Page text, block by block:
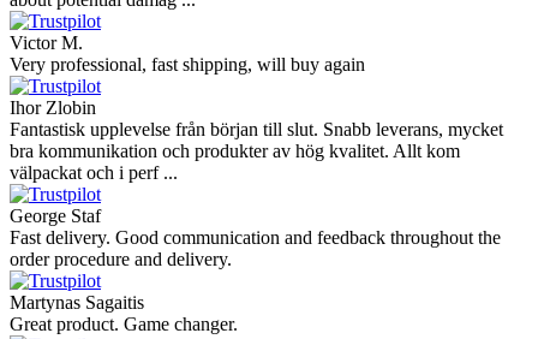
Victor M.
Very professional, fast shipping, will buy again
Ihor Zlobin
Fantastisk upplevelse från början till slut. Snabb leverans, mycket
bra kommunikation och produkter av hög kvalitet. Allt kom
välpackat och i perf ...
George Staf
Fast delivery. Good communication and feedback throughout the
order procedure and delivery.
Martynas Sagaitis
Great product. Game changer.